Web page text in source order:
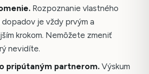
Rozpoznanie vlastného
dopadov je vždy prvým a
krokom. Nemôžete zmeniť
nevidíte.
pripútaným partnerom.Výskum